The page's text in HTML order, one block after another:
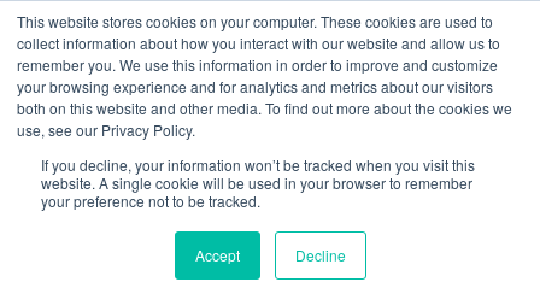
This website stores cookies on your computer. These cookies are used to
collect information about how you interact with our website and allow us to
remember you. We use this information in order to improve and customize
your browsing experience and for analytics and metrics about our visitors
both on this website and other media. To find out more about the cookies we
use, see our Privacy Policy.
If you decline, your information won’t be tracked when you visit this
website. A single cookie will be used in your browser to remember
your preference not to be tracked.
Accept Decline
Aller
au
contenu
principal
01 84 20 18 48
Rappel gratuit
Spécialiste de la formation SST et
de la Formation Incendie
à Paris La Défense depuis 2015